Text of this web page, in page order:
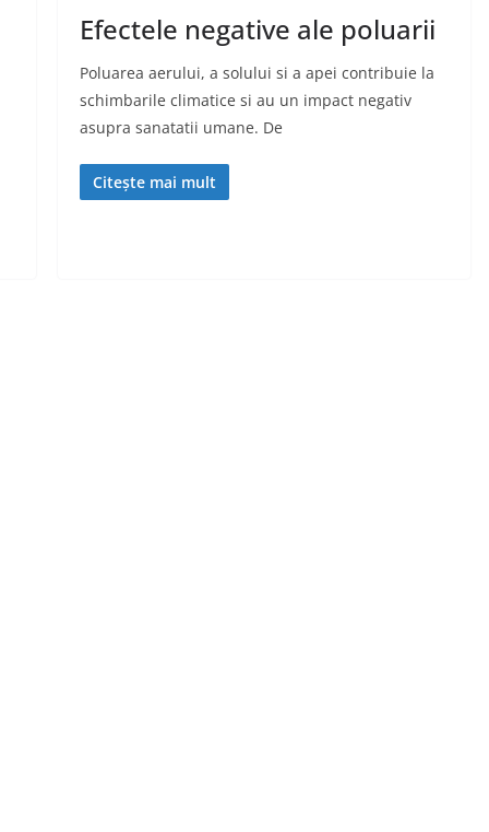
Efectele negative ale poluarii
Poluarea aerului, a solului si a apei contribuie la
schimbarile climatice si au un impact negativ
asupra sanatatii umane. De
Citește mai mult